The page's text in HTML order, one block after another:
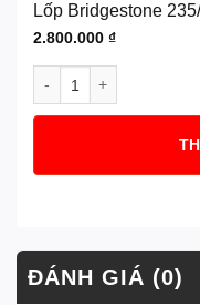
Lốp Bridgestone
2.800.000 ₫
ĐÁNH GIÁ (0)